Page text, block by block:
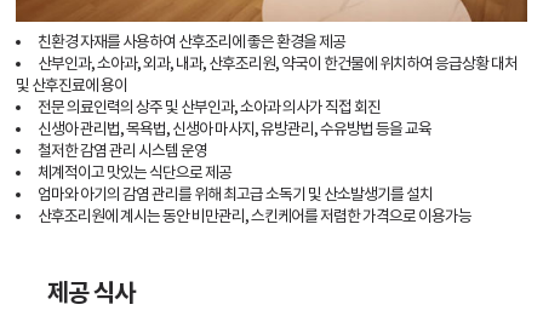
친환경 자재를 사용하여 산후조리에 좋은 환경을 제공
산부인과, 소아과, 외과, 내과, 산후조리원, 약국이 한건물에 위치하여 응급상황 대처
및 산후진료에 용이
전문 의료인력의 상주 및 산부인과, 소아과 의사가 직접 회진
신생아 관리법, 목욕법, 신생아 마사지, 유방관리, 수유방법 등을 교육
철저한 감염 관리 시스템 운영
체계적이고 맛있는 식단으로 제공
엄마와 아기의 감염 관리를 위해 최고급 소독기 및 산소발생기를 설치
산후조리원에 계시는 동안 비만관리, 스킨케어를 저렴한 가격으로 이용가능
제공 식사